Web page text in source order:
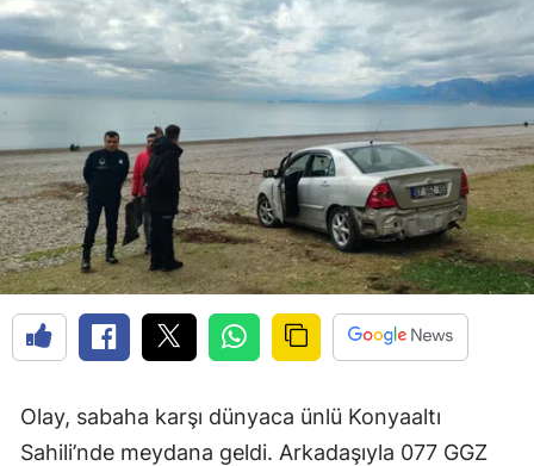
Olay, sabaha karşı dünyaca ünlü Konyaaltı
Sahili’nde meydana geldi. Arkadaşıyla 077 GGZ